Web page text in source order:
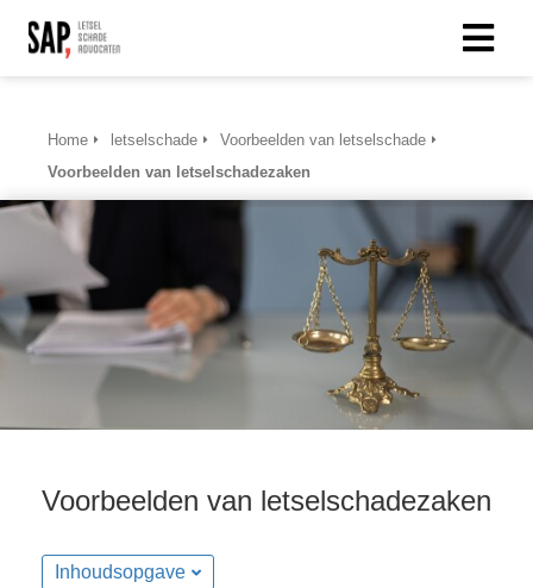
Home letselschade
Voorbeelden van letselschade
Voorbeelden van letselschadezaken
Voorbeelden van letselschadezaken
Inhoudsopgave